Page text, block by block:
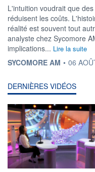
L'intuition voudrait que
réduisent les coûts.
réalité est souvent tout
analyste chez Sycomore
implications... Lire la suite
INFORMATION FOURNIE
SYCOMORE AM • 06
DERNIÈRES VIDÉOS